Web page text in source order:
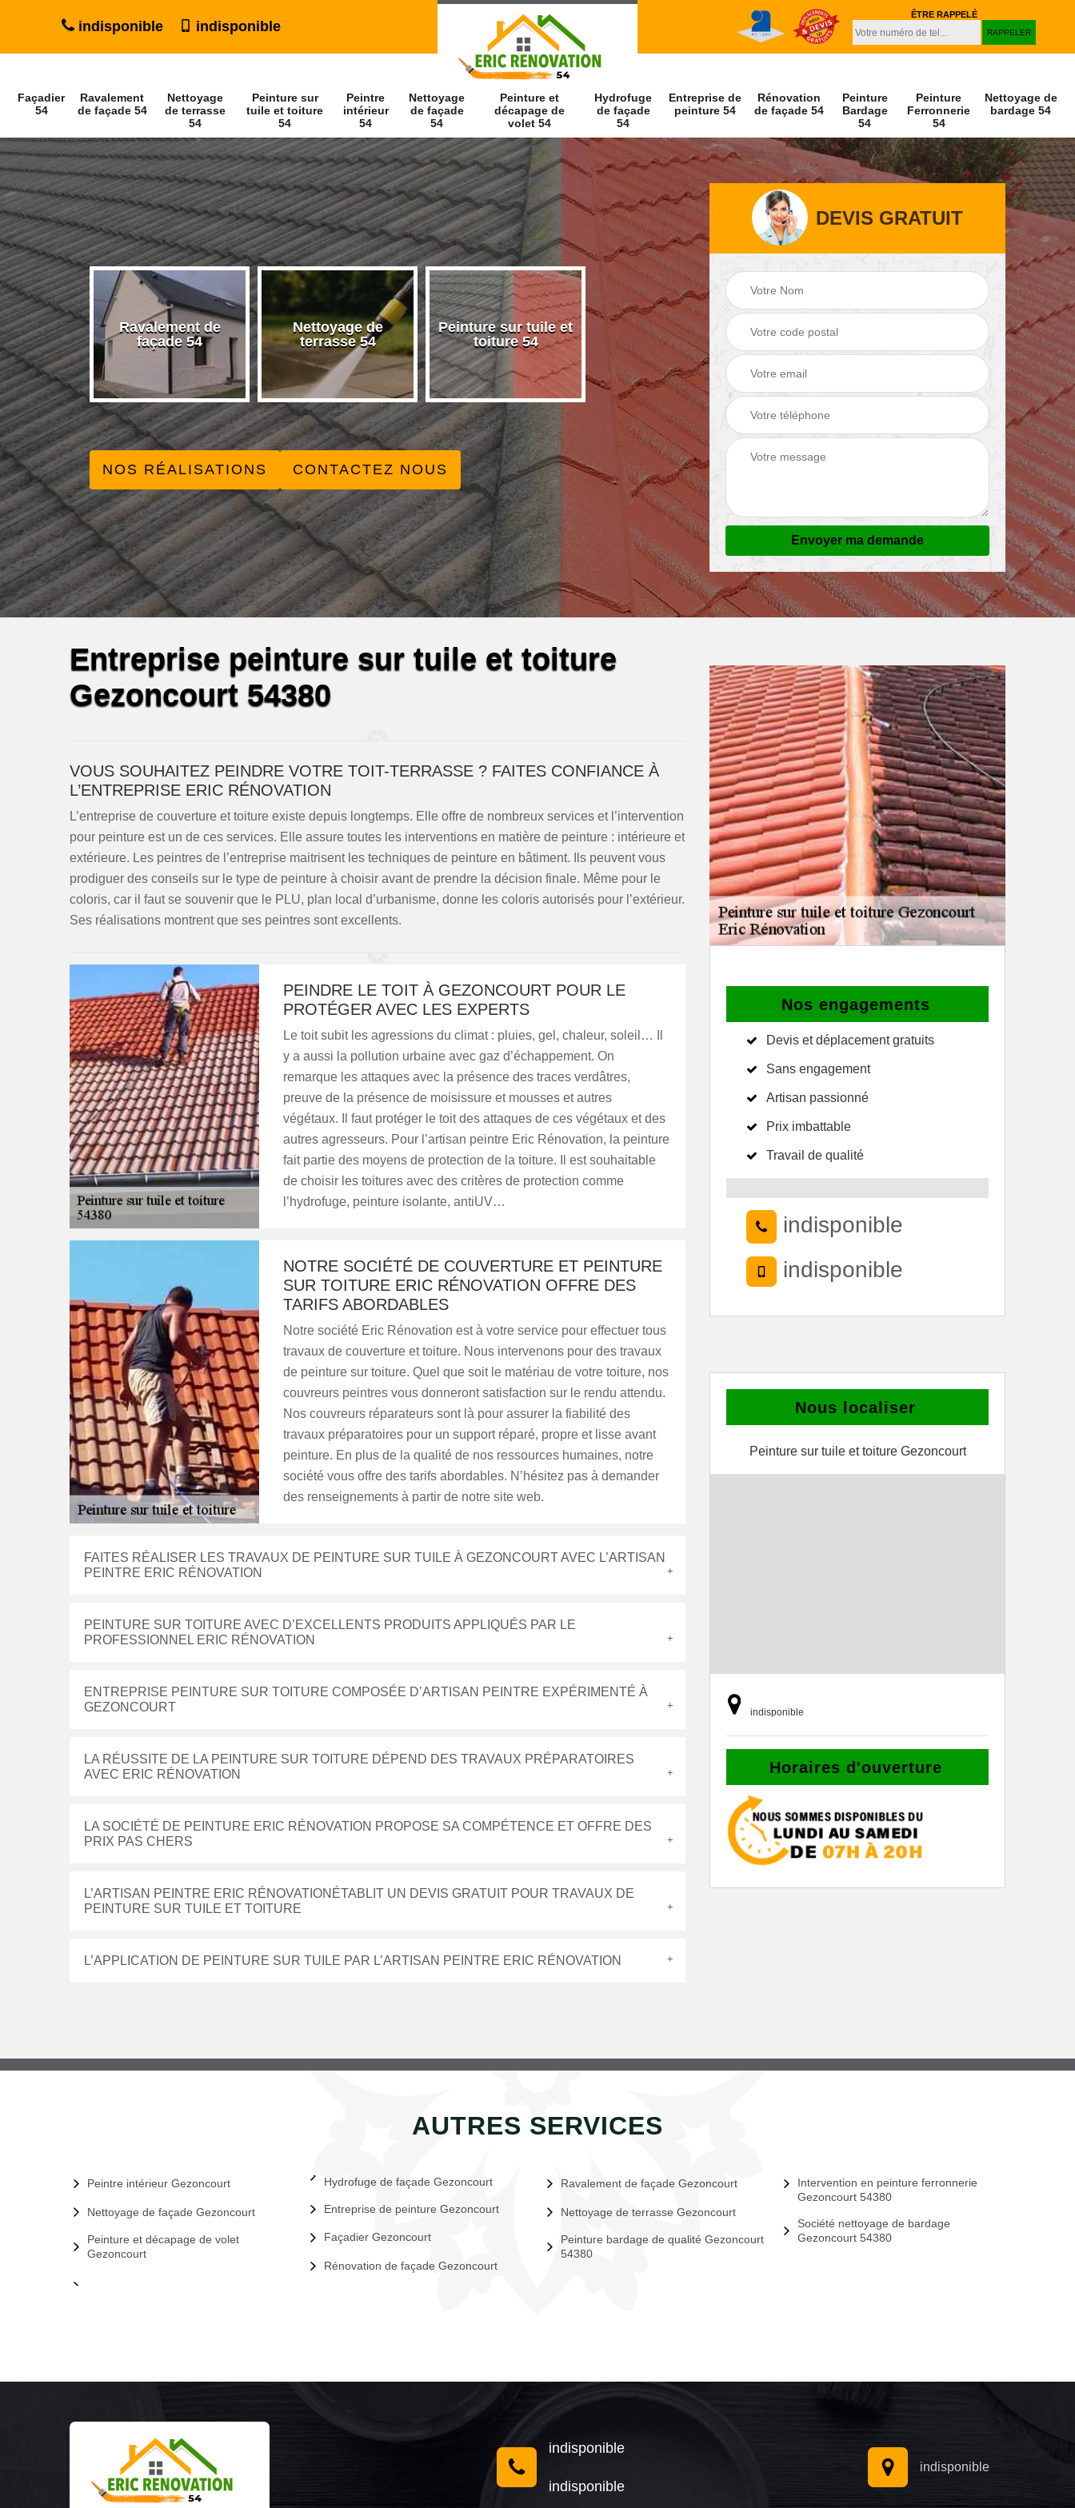
indisponible indisponible
ÊTRE RAPPELÉ
Façadier
54
Ravalement
de façade 54
Nettoyage
de terrasse
54
Peinture sur
tuile et toiture
54
Peintre
intérieur
54
Nettoyage
de façade
54
Peinture et
décapage de
volet 54
Hydrofuge
de façade
54
Entreprise de
peinture 54
Rénovation
de façade 54
Peinture
Bardage
54
Peinture
Ferronnerie
54
Nettoyage de
bardage 54
54
Ravalement de
façade 54
Nettoyage de
terrasse 54
Peinture sur tuile et
toiture 54
Peintre intérieur 54
Nettoyage de
façade 54
Peinture et
décapage de volet
54
NOS RÉALISATIONS CONTACTEZ NOUS
DEVIS GRATUIT
Entreprise peinture sur tuile et toiture
Gezoncourt 54380
VOUS SOUHAITEZ PEINDRE VOTRE TOIT-TERRASSE ? FAITES CONFIANCE À
L’ENTREPRISE ERIC RÉNOVATION
L’entreprise de couverture et toiture existe depuis longtemps. Elle offre de nombreux services et l’intervention
pour peinture est un de ces services. Elle assure toutes les interventions en matière de peinture : intérieure et
extérieure. Les peintres de l’entreprise maitrisent les techniques de peinture en bâtiment. Ils peuvent vous
prodiguer des conseils sur le type de peinture à choisir avant de prendre la décision finale. Même pour le
coloris, car il faut se souvenir que le PLU, plan local d’urbanisme, donne les coloris autorisés pour l’extérieur.
Ses réalisations montrent que ses peintres sont excellents.
PEINDRE LE TOIT À GEZONCOURT POUR LE
PROTÉGER AVEC LES EXPERTS
Le toit subit les agressions du climat : pluies, gel, chaleur, soleil… Il
y a aussi la pollution urbaine avec gaz d’échappement. On
remarque les attaques avec la présence des traces verdâtres,
preuve de la présence de moisissure et mousses et autres
végétaux. Il faut protéger le toit des attaques de ces végétaux et des
autres agresseurs. Pour l’artisan peintre Eric Rénovation, la peinture
fait partie des moyens de protection de la toiture. Il est souhaitable
de choisir les toitures avec des critères de protection comme
l’hydrofuge, peinture isolante, antiUV…
NOTRE SOCIÉTÉ DE COUVERTURE ET PEINTURE
SUR TOITURE ERIC RÉNOVATION OFFRE DES
TARIFS ABORDABLES
Notre société Eric Rénovation est à votre service pour effectuer tous
travaux de couverture et toiture. Nous intervenons pour des travaux
de peinture sur toiture. Quel que soit le matériau de votre toiture, nos
couvreurs peintres vous donneront satisfaction sur le rendu attendu.
Nos couvreurs réparateurs sont là pour assurer la fiabilité des
travaux préparatoires pour un support réparé, propre et lisse avant
peinture. En plus de la qualité de nos ressources humaines, notre
société vous offre des tarifs abordables. N’hésitez pas à demander
des renseignements à partir de notre site web.
FAITES RÉALISER LES TRAVAUX DE PEINTURE SUR TUILE À GEZONCOURT AVEC L’ARTISAN
PEINTRE ERIC RÉNOVATION
PEINTURE SUR TOITURE AVEC D’EXCELLENTS PRODUITS APPLIQUÉS PAR LE
PROFESSIONNEL ERIC RÉNOVATION
ENTREPRISE PEINTURE SUR TOITURE COMPOSÉE D’ARTISAN PEINTRE EXPÉRIMENTÉ À
GEZONCOURT
LA RÉUSSITE DE LA PEINTURE SUR TOITURE DÉPEND DES TRAVAUX PRÉPARATOIRES
AVEC ERIC RÉNOVATION
LA SOCIÉTÉ DE PEINTURE ERIC RÉNOVATION PROPOSE SA COMPÉTENCE ET OFFRE DES
PRIX PAS CHERS
L’ARTISAN PEINTRE ERIC RÉNOVATIONÉTABLIT UN DEVIS GRATUIT POUR TRAVAUX DE
PEINTURE SUR TUILE ET TOITURE
L’APPLICATION DE PEINTURE SUR TUILE PAR L’ARTISAN PEINTRE ERIC RÉNOVATION
Nos engagements
Devis et déplacement gratuits
Sans engagement
Artisan passionné
Prix imbattable
Travail de qualité
indisponible
indisponible
Nous localiser
Peinture sur tuile et toiture Gezoncourt
indisponible
Horaires d'ouverture
AUTRES SERVICES
Peintre intérieur Gezoncourt
Nettoyage de façade Gezoncourt
Peinture et décapage de volet
Gezoncourt
Hydrofuge de façade Gezoncourt
Entreprise de peinture Gezoncourt
Façadier Gezoncourt
Rénovation de façade Gezoncourt
Ravalement de façade Gezoncourt
Nettoyage de terrasse Gezoncourt
Peinture bardage de qualité Gezoncourt
54380
Intervention en peinture ferronnerie
Gezoncourt 54380
Société nettoyage de bardage
Gezoncourt 54380
indisponible
indisponible
indisponible